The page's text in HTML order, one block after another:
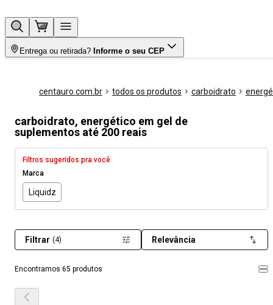
Entrega ou retirada? Informe o seu CEP
centauro.com.br todos os produtos carboidrato
carboidrato, energético em gel de
suplementos até 200 reais
Filtros sugeridos pra você
Marca
Liquidz
Encontramos 65 produtos
Filtrar (4) Relevância